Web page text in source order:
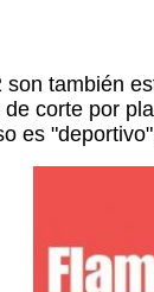
son también
corte por
es